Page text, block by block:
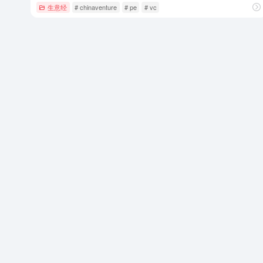
生意经 # chinaventure # pe # vc